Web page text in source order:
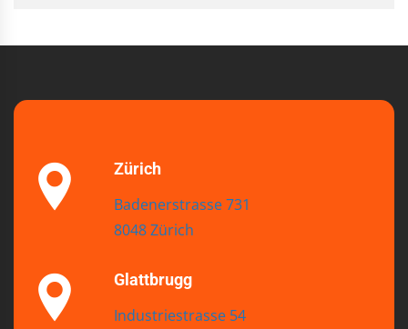
Zürich
Badenerstrasse 731
8048 Zürich
Glattbrugg
Industriestrasse 54